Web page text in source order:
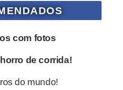
com fotos
de corrida!
do mundo!